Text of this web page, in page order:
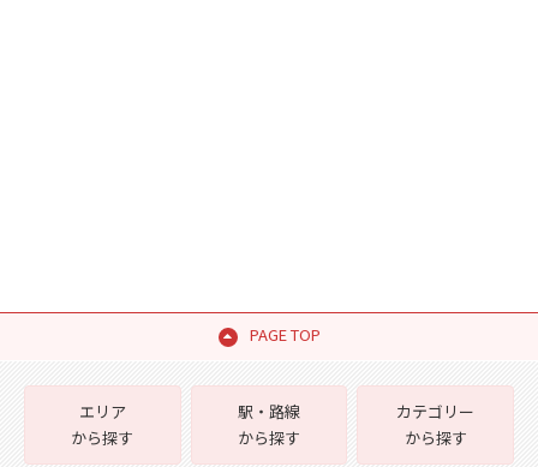
PAGE TOP
エリア
から探す
駅・路線
から探す
カテゴリー
から探す